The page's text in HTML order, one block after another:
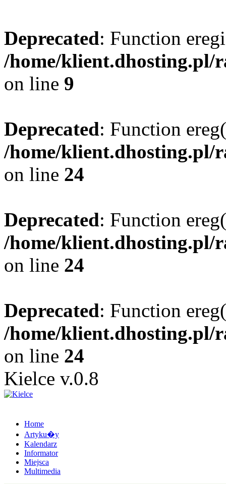
Deprecated: Function
/home/klient.dhosting.pl/
on line 9
Deprecated: Function
/home/klient.dhosting.pl/
on line 24
Deprecated: Function
/home/klient.dhosting.pl/
on line 24
Deprecated: Function
/home/klient.dhosting.pl/
on line 24
Kielce v.0.8
Home
Artyku�y
Kalendarz
Informator
Miejsca
Multimedia